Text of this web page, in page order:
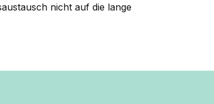
nicht auf die lange